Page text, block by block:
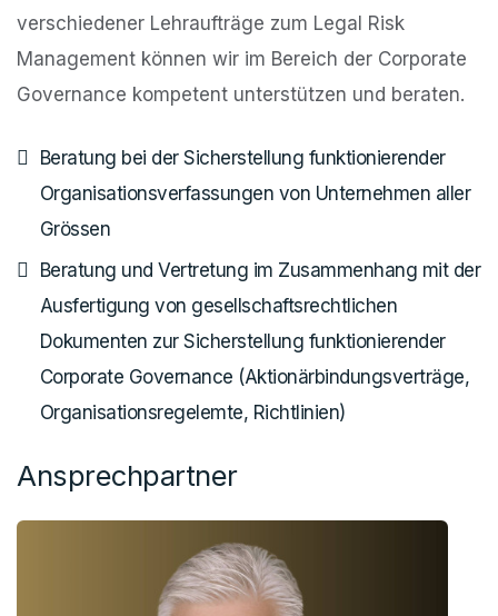
verschiedener Lehraufträge zum Legal Risk
Management können wir im Bereich der Corporate
Governance kompetent unterstützen und beraten.
Beratung bei der Sicherstellung funktionierender
Organisationsverfassungen von Unternehmen aller
Grössen
Beratung und Vertretung im Zusammenhang mit der
Ausfertigung von gesellschaftsrechtlichen
Dokumenten zur Sicherstellung funktionierender
Corporate Governance (Aktionärbindungsverträge,
Organisationsregelemte, Richtlinien)
Ansprechpartner